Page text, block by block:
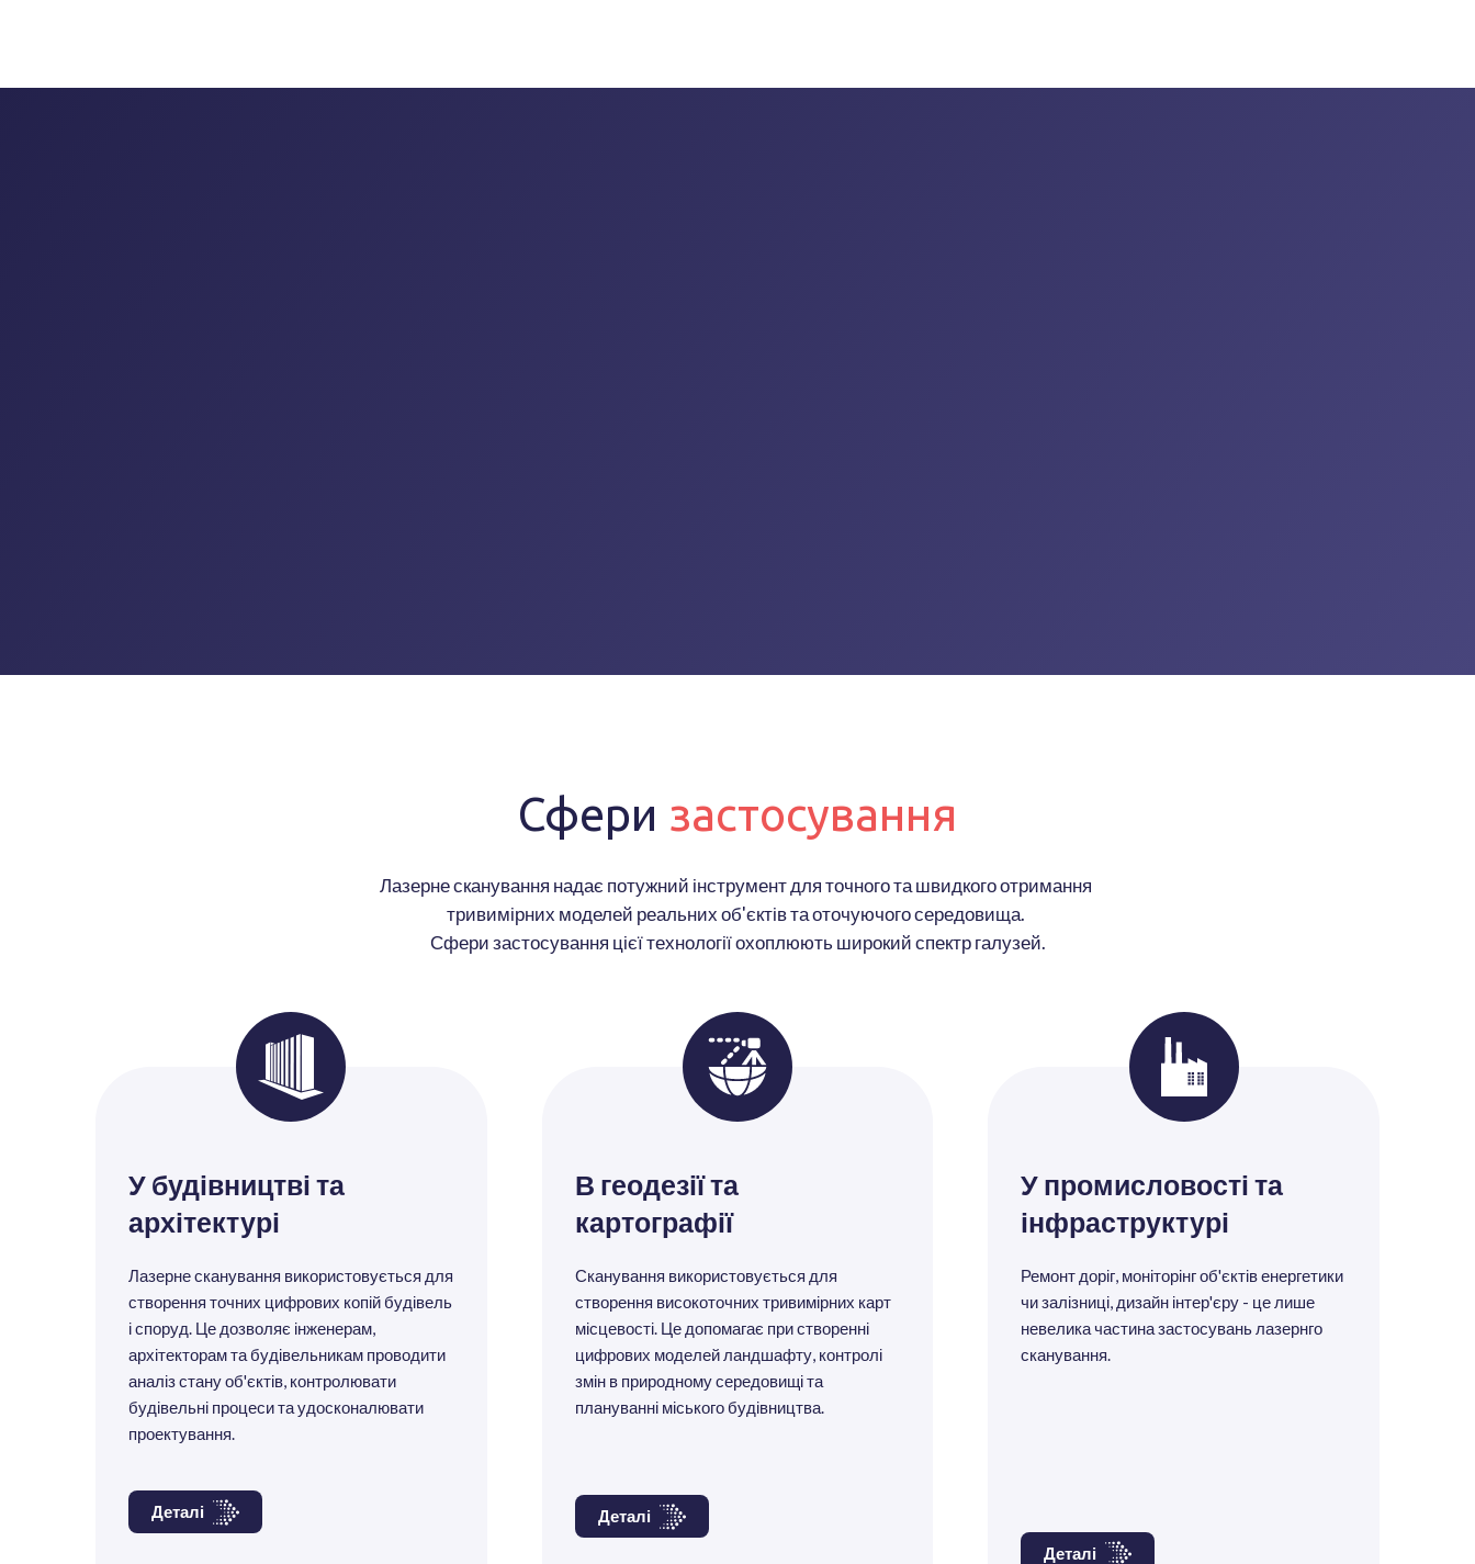
Сфери застосування
Лазерне сканування надає потужний інструмент для точного та швидкого отримання
тривимірних моделей реальних об'єктів та оточуючого середовища.
Сфери застосування цієї технології охоплюють широкий спектр галузей.
У будівництві та
архітектурі
Лазерне сканування використовується для
створення точних цифрових копій будівель
і споруд. Це дозволяє інженерам,
архітекторам та будівельникам проводити
аналіз стану об'єктів, контролювати
будівельні процеси та удосконалювати
проектування.
Деталі
В геодезії та
картографії
Сканування використовується для
створення високоточних тривимірних карт
місцевості. Це допомагає при створенні
цифрових моделей ландшафту, контролі
змін в природному середовищі та
плануванні міського будівництва.
Деталі
У промисловості та
інфраструктурі
Ремонт доріг, моніторінг об'єктів енергетики
чи залізниці, дизайн інтер'єру - це лише
невелика частина застосувань лазернго
сканування.
Деталі